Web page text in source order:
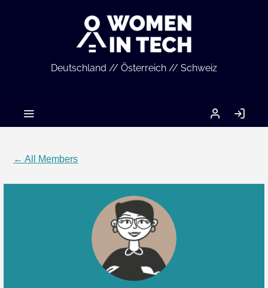
Deutschland // Österreich // Schweiz
MEIN
ACCOUNT
IN
← All Members